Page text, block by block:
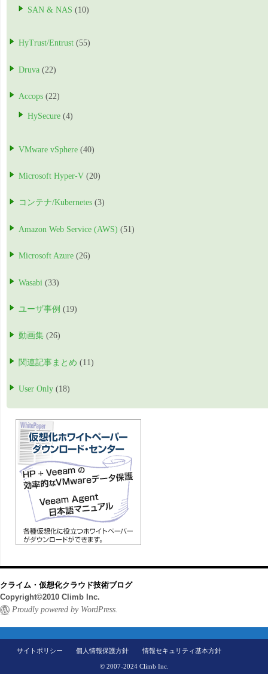
SAN & NAS (10)
HyTrust/Entrust (55)
Druva (22)
Accops (22)
HySecure (4)
VMware vSphere (40)
Microsoft Hyper-V (20)
コンテナ/Kubernetes (3)
Amazon Web Service (AWS) (51)
Microsoft Azure (26)
Wasabi (33)
ユーザ事例 (19)
動画集 (26)
関連記事まとめ (11)
User Only (18)
クライム・仮想化クラウド技術ブログ
Copyright©2010 Climb Inc.
Proudly powered by WordPress.
サイトポリシー 個人情報保護方針 情報セキュリティ基本方針
© 2007-2024 Climb Inc.